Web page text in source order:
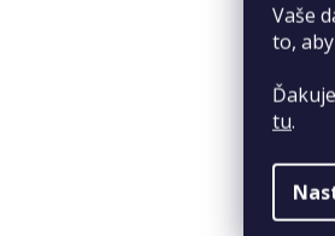
Vaše
to,
tu.